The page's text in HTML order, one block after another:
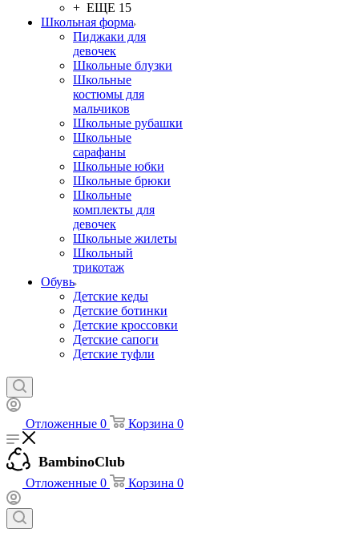
+ ЕЩЕ 15
Школьная форма
Пиджаки для
девочек
Школьные блузки
Школьные
костюмы для
мальчиков
Школьные рубашки
Школьные
сарафаны
Школьные юбки
Школьные брюки
Школьные
комплекты для
девочек
Школьные жилеты
Школьный
трикотаж
Обувь
Детские кеды
Детские ботинки
Детские кроссовки
Детские сапоги
Детские туфли
Отложенные 0 Корзина 0
BambinoClub
Отложенные 0 Корзина 0